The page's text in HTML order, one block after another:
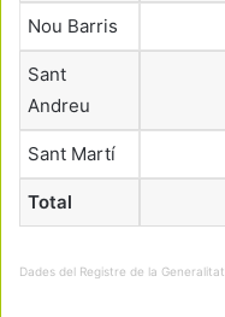
Nou Barris
Sant
Andreu
Sant Martí
Total
Dades del Registre de la Generalitat.